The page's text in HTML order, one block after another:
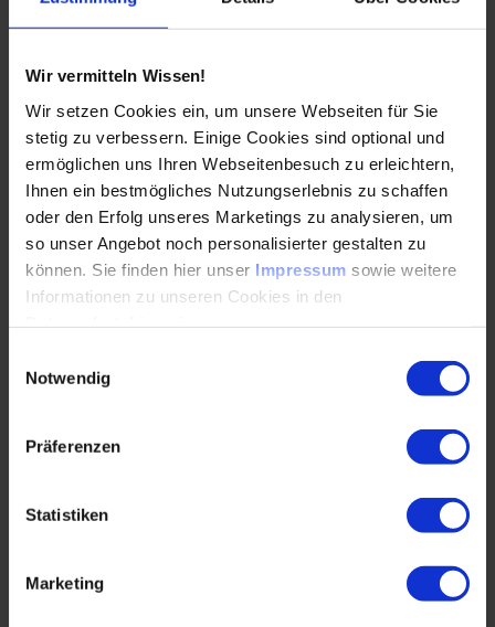
Wir vermitteln Wissen!
Wir setzen Cookies ein, um unsere Webseiten für Sie
stetig zu verbessern. Einige Cookies sind optional und
ermöglichen uns Ihren Webseitenbesuch zu erleichtern,
Ihnen ein bestmögliches Nutzungserlebnis zu schaffen
oder den Erfolg unseres Marketings zu analysieren, um
so unser Angebot noch personalisierter gestalten zu
können. Sie finden hier unser Impressum sowie weitere
Informationen zu unseren Cookies in den
Notwendig
Präferenzen
Statistiken
Marketing
Expenditures) zu optimieren und die gewonnen
der Anlage zurückzuspielen. Somit lässt sich die
Kosten für die Projektaufstellung (CAPEX: Capital
Expenses) ebenfalls reduzieren. Dadurch können die
Stromgestehungskosten (Eng. Levelized Cost of Electricity,
LCOE) der Windenergie weiter gesenkt und die
Attraktivität gegenüber konventionellen Energiequellen
noch weiter gesteigert werden (Abbildung 1).